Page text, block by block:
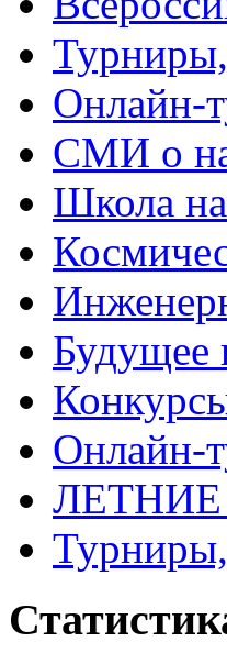
Онлайн-
СМИ о
Школа
Будущее
Онлайн-
ЛЕТНИЕ